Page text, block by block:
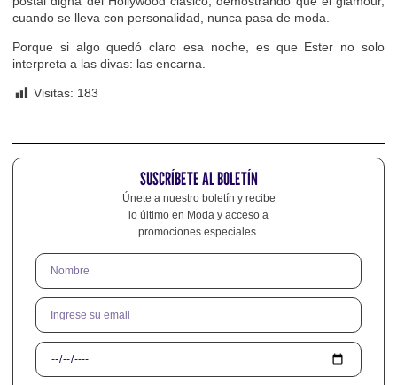
cuando se lleva con personalidad, nunca pasa de moda.
Porque si algo quedó claro esa noche, es que Ester no solo
interpreta a las divas: las encarna.
Visitas: 183
SUSCRÍBETE AL BOLETÍN
Únete a nuestro boletín y recibe
lo último en Moda y acceso a
promociones especiales.